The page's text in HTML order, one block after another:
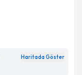
Haritada Göster